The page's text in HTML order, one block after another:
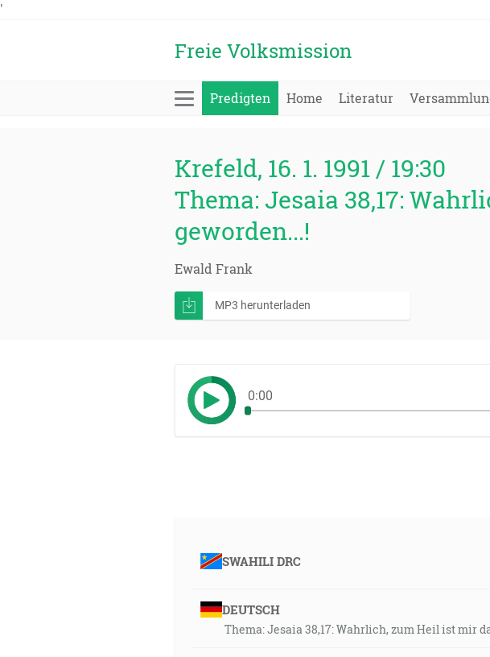
'
Freie Volksmission
Predigten Home Literatur
Krefeld, 16. 1. 1991 / 19:30
Thema: Jesaia 38,17:
geworden...!
Ewald Frank
MP3 herunterladen
0:00
SWAHILI DRC
DEUTSCH
Thema: Jesaia 38,17: Wahrlich, zum Heil ist mir